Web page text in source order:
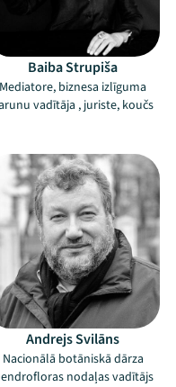
Baiba Strupiša
Mediatore, biznesa izlīguma
vadītāja , juriste, koučs
Andrejs Svilāns
Nacionālā botāniskā dārza
nodaļas vadītājs